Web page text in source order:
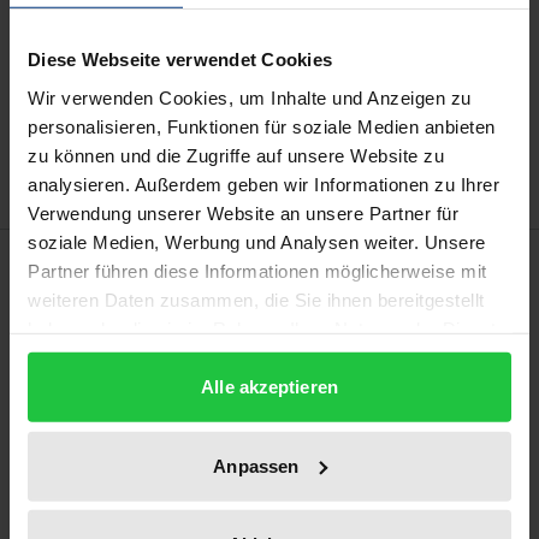
Diese Webseite verwendet Cookies
Wir verwenden Cookies, um Inhalte und Anzeigen zu
personalisieren, Funktionen für soziale Medien anbieten
zu können und die Zugriffe auf unsere Website zu
analysieren. Außerdem geben wir Informationen zu Ihrer
Verwendung unserer Website an unsere Partner für
soziale Medien, Werbung und Analysen weiter. Unsere
Partner führen diese Informationen möglicherweise mit
weiteren Daten zusammen, die Sie ihnen bereitgestellt
gesammelt haben.
Alle akzeptieren
Anpassen
In den Warenkorb
Zur Wunschliste hinzufügen
Hinweise zu Versandkosten
Beschreibung
Enigma. Einige Probleme werden in der westlichen
Literatur rudimentär beschrieben, doch fehlt eine
systematische Darstellung, die auch die jüngsten
Umbrüche berücksichtigt. Die Arbeit analysiert die